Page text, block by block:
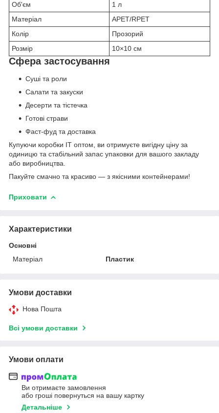
Об'єм
1 л
Матеріал
APET/RPET
Колір
Прозорий
Розмір
10×10 см
Сфера застосування
Суші та роли
Салати та закуски
Десерти та тістечка
Готові страви
Фаст-фуд та доставка
Купуючи коробки IT оптом, ви отримуєте вигідну ціну за
одиницю та стабільний запас упаковки для вашого закладу
або виробництва.
Пакуйте смачно та красиво — з якісними контейнерами!
Приховати
Характеристики
Основні
Матеріал
Пластик
Умови доставки
Нова Пошта
Всі умови доставки
Умови оплати
Ви отримаєте замовлення
або гроші повернуться на вашу картку
Детальніше